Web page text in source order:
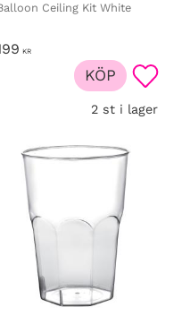
i favoriter
Ceiling Kit White
KR
2 st i lager
KÖP